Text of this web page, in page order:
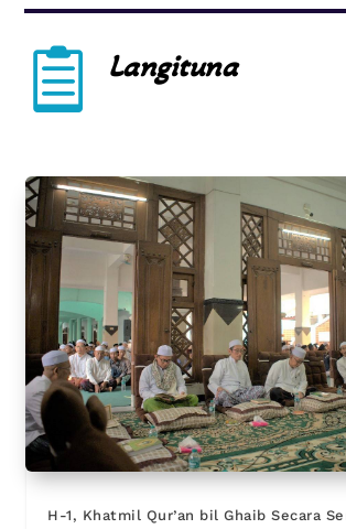
 Langituna
H-1, Khatmil Qur’an bil Ghaib Secara